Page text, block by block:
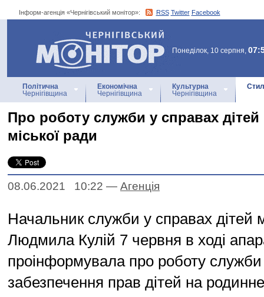
Інформ-агенція «Чернігівський монітор»: RSS Twitter Facebook
Інформ-агенція
«Чернігівський монітор»
Понеділок, 10 серпня,
Політична
Чернігівщина
Економічна
Чернігівщина
Культурна
Чернігівщина
Про роботу служби у справах дітей
міської ради
08.06.2021 10:22 — Агенцiя
Начальник служби у справах дітей
Людмила Кулій 7 червня в ході
проінформувала про роботу служби
забезпечення прав дітей на